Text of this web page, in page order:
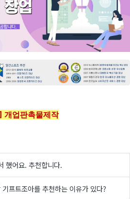
개업판촉물제작
했어요. 추천합니다.
프트조아를 추천하는 이유가 있다?